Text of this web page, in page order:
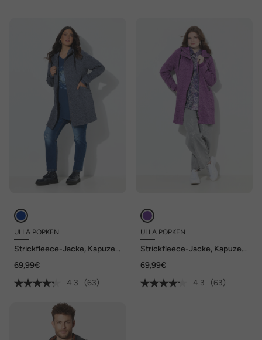
ULLA POPKEN
Strickfleece-Jacke, Kapuze,
69,99€
4.3
(63)
ULLA POPKEN
Strickfleece-Jacke, Kapuze,
69,99€
4.3
(63)